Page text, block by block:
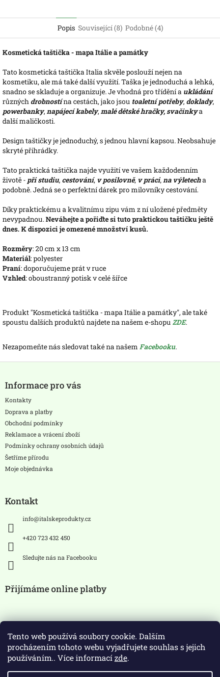
Tento web používá soubory cookie. Dalším
procházením tohoto webu vyjadřujete souhlas s jejich
používáním.. Více informacízde.
Popis Související (8) Podobné (4)
Kosmetická taštička - mapa Itálie a památky
Tato kosmetická taštička Italia skvěle poslouží nejen na
kosmetiku, ale má také další využití. Taška je jednoduchá a lehká,
snadno se skladuje a organizuje. Je vhodná pro třídění a ukládání
různých drobnostína cestách, jako jsou toaletní potřeby, doklady,
powerbanky,napájecí kabely,malé dětské hračky, svačinkya
další maličkosti.
Design taštičky je jednoduchý, s jednou hlavní kapsou. Neobsahuje
skryté přihrádky.
Tato praktická taštička najde využití ve vašem každodenním
životě - při studiu, cestování, v posilovně, v práci,na výletecha
podobně. Jedná se o perfektní dárek pro milovníky cestování.
Díky praktickému a kvalitnímu zipu vám z ní uložené předměty
nevypadnou.Neváhejte a pořiďte si tuto praktickou taštičku ještě
dnes. K dispozici je omezené množství kusů.
Rozměry: 20 cm x 13 cm
Materiál: polyester
Praní: doporučujeme prát v ruce
Vzhled: oboustranný potisk v celé šířce
Produkt "Kosmetická taštička - mapa Itálie a památky", ale také
spoustu dalších produktů najdete na našem e-shopu ZDE.
Nezapomeňte nás sledovat také na našem Facebooku.
pInformace pro vás
Kontakty
Doprava a platby
Obchodní podmínky
Reklamace a vrácení zboží
Podmínky ochrany osobních údajů
Šetříme přírodu
Moje objednávka
Kontakt
info@italskeprodukty.cz
+420 723 432 450
Sledujte nás na Facebooku
Přijímáme online platby
Zákaz prodeje alkoholických